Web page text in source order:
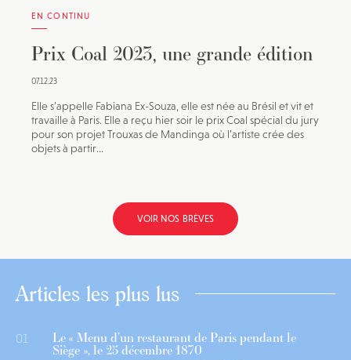
EN CONTINU
Prix Coal 2023, une grande édition
07.12.23
Elle s’appelle Fabiana Ex-Souza, elle est née au Brésil et vit et
travaille à Paris. Elle a reçu hier soir le prix Coal spécial du jury
pour son projet Trouxas de Mandinga où l’artiste crée des
objets à partir...
VOIR NOS BRÈVES
Articles les plus lus
01 Le « Menu d’un restaurant de Paris pendant le
Siège », le 25 décembre 1870